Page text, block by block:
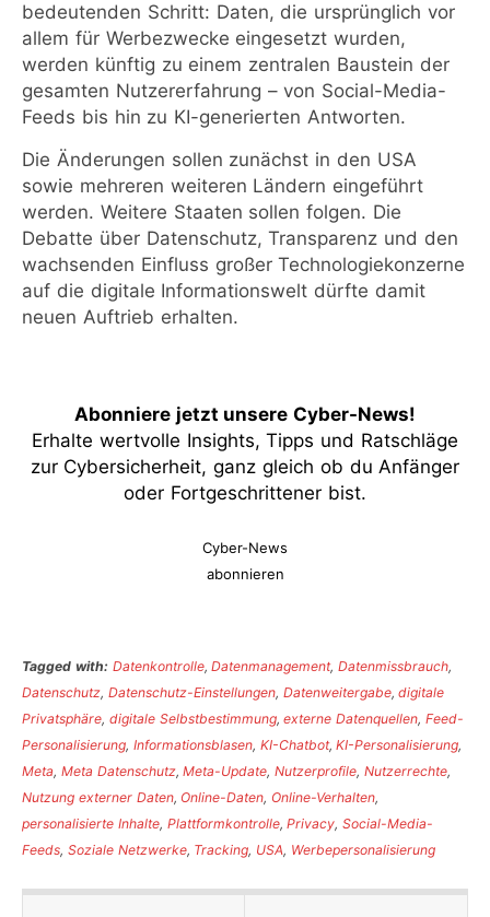
bedeutenden Schritt: Daten, die ursprünglich vor
allem für Werbezwecke eingesetzt wurden,
werden künftig zu einem zentralen Baustein der
gesamten Nutzererfahrung – von Social-Media-
Feeds bis hin zu KI-generierten Antworten.
Die Änderungen sollen zunächst in den USA
sowie mehreren weiteren Ländern eingeführt
werden. Weitere Staaten sollen folgen. Die
Debatte über Datenschutz, Transparenz und den
wachsenden Einfluss großer Technologiekonzerne
auf die digitale Informationswelt dürfte damit
neuen Auftrieb erhalten.
Abonniere jetzt unsere Cyber-News!
Erhalte wertvolle Insights, Tipps und Ratschläge
zur Cybersicherheit, ganz gleich ob du Anfänger
oder Fortgeschrittener bist.
Cyber-News
abonnieren
Tagged with: Datenkontrolle,Datenmanagement,Datenmissbrauch,
Datenschutz, Datenschutz-Einstellungen, Datenweitergabe,digitale
Privatsphäre, digitale Selbstbestimmung,externe Datenquellen,Feed-
Personalisierung, Informationsblasen, KI-Chatbot,KI-Personalisierung,
Meta, Meta Datenschutz,Meta-Update,Nutzerprofile,Nutzerrechte,
Nutzung externer Daten, Online-Daten, Online-Verhalten,
personalisierte Inhalte, Plattformkontrolle,Privacy,Social-Media-
Feeds, Soziale Netzwerke, Tracking, USA, Werbepersonalisierung